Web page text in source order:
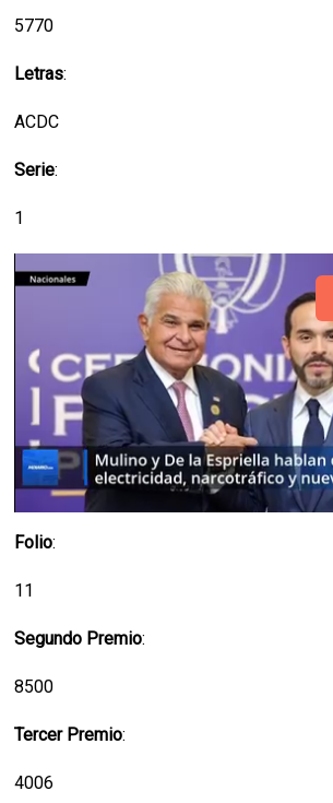
5770
Letras:
ACDC
Serie:
1
Folio:
11
Segundo Premio:
8500
Tercer Premio:
4006